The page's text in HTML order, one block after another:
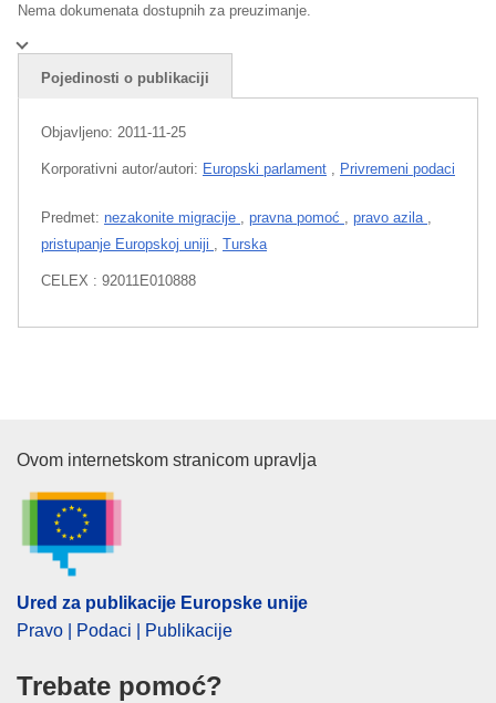
Nema dokumenata dostupnih za preuzimanje.
Pojedinosti o publikaciji
Objavljeno: 2011-11-25
Korporativni autor/autori: Europski parlament Privremeni podaci
Predmet: nezakonite migracije pravna pomoć pravo azila
pristupanje Europskoj uniji
Turska
CELEX : 92011E010888
Ured za publikacije Europske
Ovom internetskom stranicom upravlja
Ured za publikacije Europske unije
Pravo | Podaci | Publikacije
Trebate pomoć?